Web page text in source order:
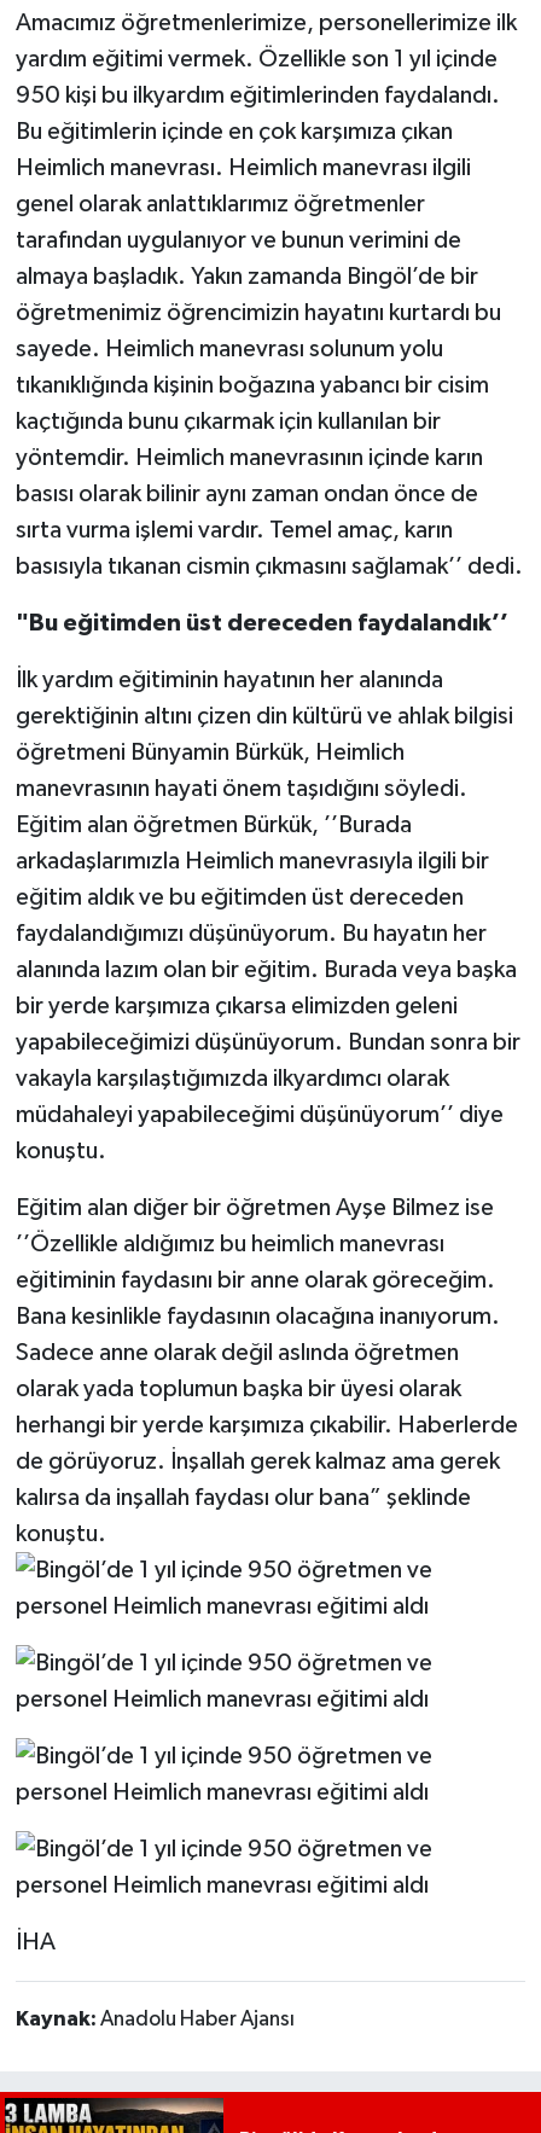
Amacımız öğretmenlerimize, personellerimize ilk
yardım eğitimi vermek. Özellikle son 1 yıl içinde
950 kişi bu ilkyardım eğitimlerinden faydalandı.
Bu eğitimlerin içinde en çok karşımıza çıkan
Heimlich manevrası. Heimlich manevrası ilgili
genel olarak anlattıklarımız öğretmenler
tarafından uygulanıyor ve bunun verimini de
almaya başladık. Yakın zamanda Bingöl’de bir
öğretmenimiz öğrencimizin hayatını kurtardı bu
sayede. Heimlich manevrası solunum yolu
tıkanıklığında kişinin boğazına yabancı bir cisim
kaçtığında bunu çıkarmak için kullanılan bir
yöntemdir. Heimlich manevrasının içinde karın
basısı olarak bilinir aynı zaman ondan önce de
sırta vurma işlemi vardır. Temel amaç, karın
basısıyla tıkanan cismin çıkmasını sağlamak’’ dedi.
"Bu eğitimden üst dereceden faydalandık’’
İlk yardım eğitiminin hayatının her alanında
gerektiğinin altını çizen din kültürü ve ahlak bilgisi
öğretmeni Bünyamin Bürkük, Heimlich
manevrasının hayati önem taşıdığını söyledi.
Eğitim alan öğretmen Bürkük, ’’Burada
arkadaşlarımızla Heimlich manevrasıyla ilgili bir
eğitim aldık ve bu eğitimden üst dereceden
faydalandığımızı düşünüyorum. Bu hayatın her
alanında lazım olan bir eğitim. Burada veya başka
bir yerde karşımıza çıkarsa elimizden geleni
yapabileceğimizi düşünüyorum. Bundan sonra bir
vakayla karşılaştığımızda ilkyardımcı olarak
müdahaleyi yapabileceğimi düşünüyorum’’ diye
konuştu.
Eğitim alan diğer bir öğretmen Ayşe Bilmez ise
’’Özellikle aldığımız bu heimlich manevrası
eğitiminin faydasını bir anne olarak göreceğim.
Bana kesinlikle faydasının olacağına inanıyorum.
Sadece anne olarak değil aslında öğretmen
olarak yada toplumun başka bir üyesi olarak
herhangi bir yerde karşımıza çıkabilir. Haberlerde
de görüyoruz. İnşallah gerek kalmaz ama gerek
kalırsa da inşallah faydası olur bana” şeklinde
konuştu.
İHA
Kaynak: Anadolu Haber Ajansı